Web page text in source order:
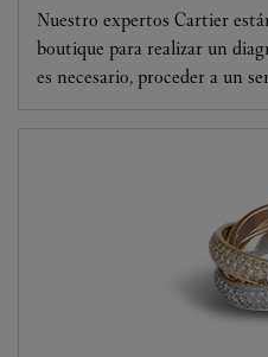
Nuestro expertos Cartier
boutique para realizar un
es necesario, proceder a un